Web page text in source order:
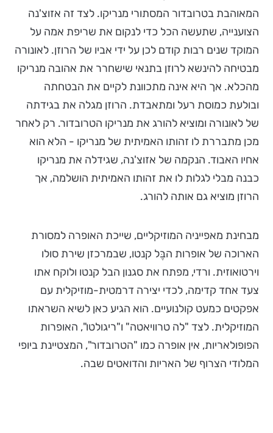
המאוהבת בטרובדור המסתורי מנריקו. לצד זה אזוצ'נה
הצוענייה, שתעשה הכל כדי לנקום את שריפת אמה על
המוקד שנים רבות קודם לכן על ידי אביו של הרוזן. לאונורה
מבטיחה להינשא לרוזן בתנאי שישחרר את אהובה מנריקו
מהכלא. אך היא אינה מתכוונת לקיים את הבטחתה
ובולעת כמוסת רעל ומתאבדת. הרוזן מגלה את בגידתה
של לאונורה ומוציא להורג את מנריקו הטרובדור. רק לאחר
מכן מתבררת לו זהותו האמיתית של מנריקו - הלא הוא
אחיו האבוד. הנקמה של אזוצ'נה, שגידלה את מנריקו
כבנה מבלי לגלות לו את זהותו האמיתית הושלמה, אך
הרוזן מוציא גם אותה להורג.
מבחינת מאפייניה המוזיקליים, שייכת האופרה למסורת
הארוכה של אופרות הבֶּל קנטו, שבמרכזן שירת סולו
וירטואוזית. ורדי, מפתח את סגנון הבל קנטו ולוקח אתו
צעד אחד קדימה, לכדי יצירה דרמטית-מוזיקלית עם
אפקטים כמעט קולנועיים. הוא הגיע כאן לשיא השראתו
המוזיקלית. לצד "לה טרוויאטה" ו"ריגולטו", האופרות
הפופולאריות, אין אופרה כמו "הטרובדור", המצטיינת ביופי
המלודי הצרוף של האריות והדואטים שבה.